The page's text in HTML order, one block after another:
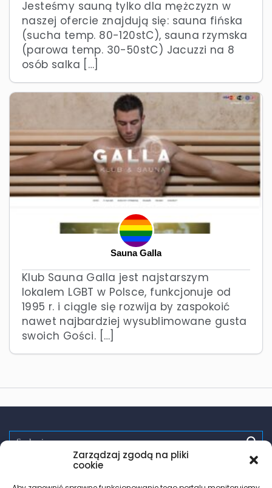
Zarządzaj zgodą na pliki
cookie
Jesteśmy sauną tylko dla mężczyzn w
naszej ofercie znajdują się: sauna fińska
(sucha temp. 80-120stC), sauna rzymska
(parowa temp. 30-50stC) Jacuzzi na 8
osób salka […]
Sauna Galla
Klub Sauna Galla jest najstarszym
lokalem LGBT w Polsce, funkcjonuje od
1995 r. i ciągle się rozwija by zaspokoić
nawet najbardziej wysublimowane gusta
swoich Gości. […]
randki wsparcie pomoc
testy hiv